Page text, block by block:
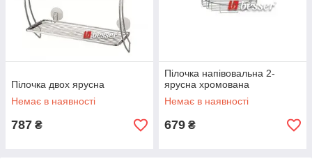
Пілочка двох ярусна
Немає в наявності
787 ₴
Пілочка напівовальна 2-
ярусна хромована
Немає в наявності
679 ₴